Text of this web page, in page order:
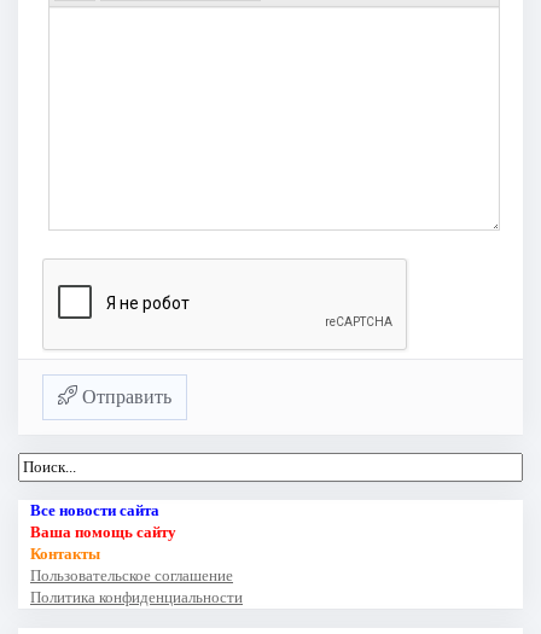
Отправить
Все новости сайта
Ваша помощь сайту
Контакты
Пользовательское соглашение
Политика конфиденциальности